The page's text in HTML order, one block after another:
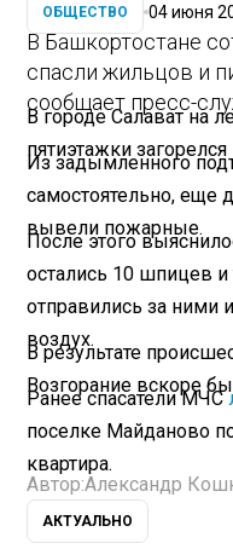
ОБЩЕСТВО 04 июня
В Башкортостане
спасли жильцов и
сообщает пресс-
В городе Салават на
пятиэтажки
Из задымленного
самостоятельно, еще
вывели пожарные.
После этого
остались 10 шпицев
отправились за ними
воздух.
В результате
Возгорание вскоре
Ранее спасатели МЧС
поселке Майданово
квартира.
Автор:Александр
АКТУАЛЬНО